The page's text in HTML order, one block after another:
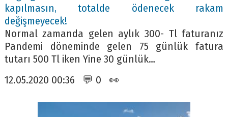
kapılmasın, totalde ödenecek rakam
değişmeyecek!
Normal zamanda gelen aylık 300- Tl faturanız
Pandemi döneminde gelen 75 günlük fatura
tutarı 500 Tl iken Yine 30 günlük…
12.05.2020 00:36 💬 0 👀